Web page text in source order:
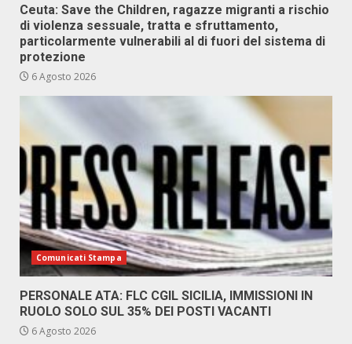
Ceuta: Save the Children, ragazze migranti a rischio
di violenza sessuale, tratta e sfruttamento,
particolarmente vulnerabili al di fuori del sistema di
protezione
6 Agosto 2026
Comunicati Stampa
PERSONALE ATA: FLC CGIL SICILIA, IMMISSIONI IN
RUOLO SOLO SUL 35% DEI POSTI VACANTI
6 Agosto 2026